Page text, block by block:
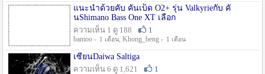
แนะนำด้วยคับ คันเบ็ด O2+ รุ่น Valkyrieกับ คั
นShimano Bass One XT เลือก
ความเห็น 1 ดู 188
1
bamoo - 1 เดือน, Khong_beng - 1 เดือน
เซียนDaiwa Saltiga
ความเห็น 6 ดู 1,621
1